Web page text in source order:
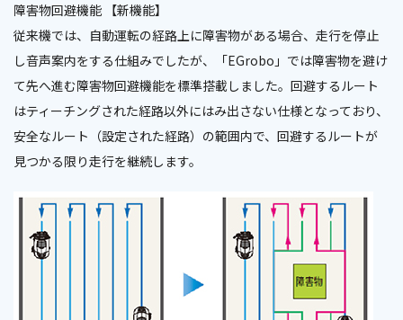
障害物回避機能 【新機能】
従来機では、自動運転の経路上に障害物がある場合、走行を停止
し音声案内をする仕組みでしたが、「EGrobo」では障害物を避け
て先へ進む障害物回避機能を標準搭載しました。回避するルート
はティーチングされた経路以外にはみ出さない仕様となっており、
安全なルート（設定された経路）の範囲内で、回避するルートが
見つかる限り走行を継続します。